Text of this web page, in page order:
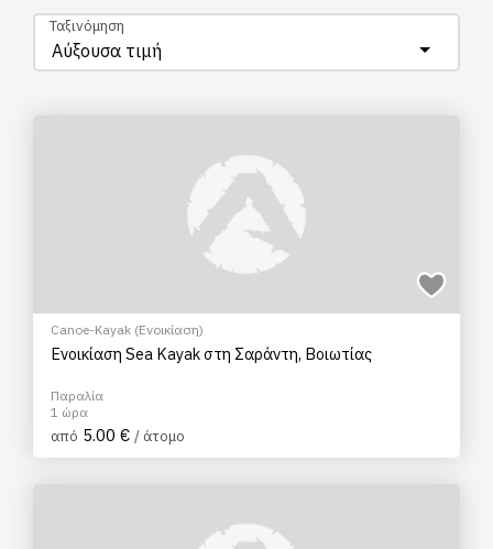
Αύξουσα τιμή
Ταξινόμηση
Canoe-Kayak (Ενοικίαση)
Ενοικίαση Sea Kayak στη Σαράντη, Βοιωτίας
Παραλία
1 ώρα
από 5.00 € / άτομο